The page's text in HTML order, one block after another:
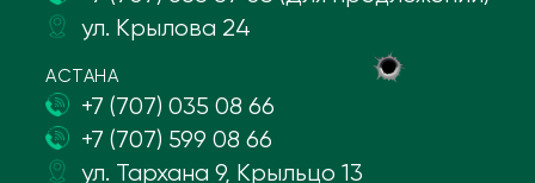
ул. Крылова 24
АСТАНА
+7 (707) 035 08 66
+7 (707) 599 08 66
ул. Тархана 9, Крыльцо 13